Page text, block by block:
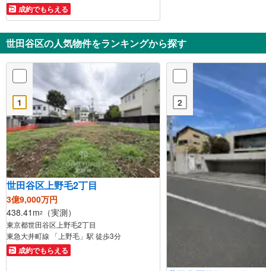
成約でもらえる
世田谷区の人気物件をランキングから探す
1
世田谷区上野毛2丁目
3億9,000万円
438.41m2 （実測）
東京都世田谷区上野毛2丁目
東急大井町線 「上野毛」駅 徒歩3分
成約でもらえる
2